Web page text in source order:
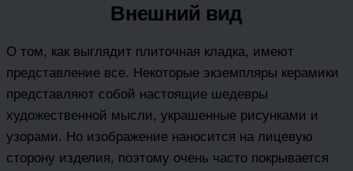
Внешний вид
О том, как выглядит плиточная кладка, имеют
представление все. Некоторые экземпляры керамики
представляют собой настоящие шедевры
художественной мысли, украшенные рисунками и
узорами. Но изображение наносится на лицевую
сторону изделия, поэтому очень часто покрывается